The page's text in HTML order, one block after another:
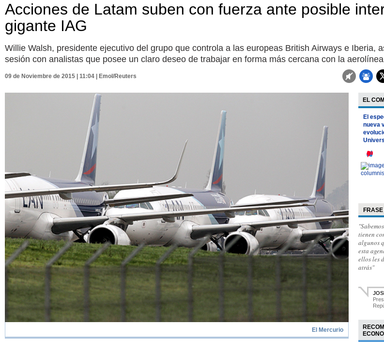
Acciones de Latam suben con fuerza ante posible
gigante IAG
Willie Walsh, presidente ejecutivo del grupo que controla a las europeas British Airways e Iberia,
sesión con analistas que posee un claro deseo de trabajar en forma más cercana con la
09 de Noviembre de 2015 | 11:04 | Emol/Reuters
El Mercurio
EL
El
nueva
tienen
algunos
esta
ellos les
atrás"